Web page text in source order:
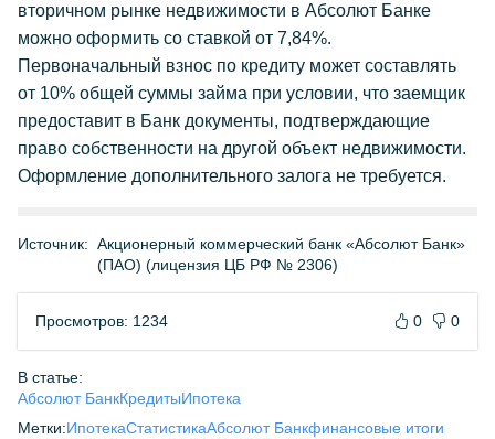
вторичном рынке недвижимости в Абсолют Банке
можно оформить со ставкой от 7,84%.
Первоначальный взнос по кредиту может составлять
от 10% общей суммы займа при условии, что заемщик
предоставит в Банк документы, подтверждающие
право собственности на другой объект недвижимости.
Оформление дополнительного залога не требуется.
Источник: Акционерный коммерческий банк «Абсолют Банк»
(ПАО) (лицензия ЦБ РФ № 2306)
Просмотров: 1234 0 0
В статье:
Абсолют БанкКредитыИпотека
Метки:ИпотекаСтатистикаАбсолют Банкфинансовые итоги